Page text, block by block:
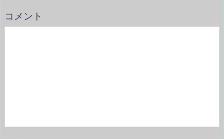
コメント